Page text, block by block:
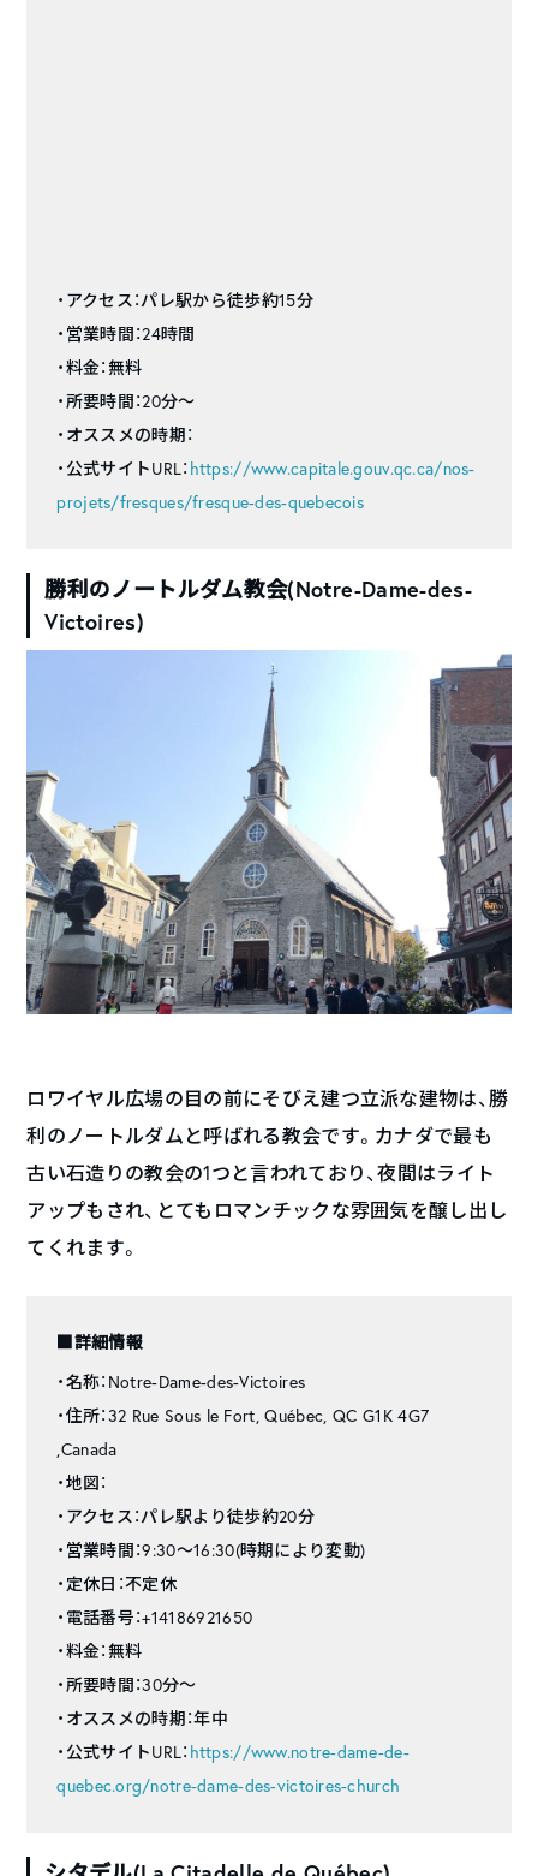
・アクセス：パレ駅から徒歩約15分
・営業時間：24時間
・料金：無料
・所要時間：20分〜
・オススメの時期：
・公式サイトURL： https://www.capitale.gouv.qc.ca/nos-
projets/fresques/fresque-des-quebecois
勝利のノートルダム教会(Notre-Dame-des-
Victoires)
ロワイヤル広場の目の前にそびえ建つ立派な建物は、勝
利のノートルダムと呼ばれる教会です。カナダで最も
古い石造りの教会の1つと言われており、夜間はライト
アップもされ、とてもロマンチックな雰囲気を醸し出し
てくれます。
■詳細情報
・名称：Notre-Dame-des-Victoires
・住所：32 Rue Sous le Fort, Québec, QC G1K 4G7
,Canada
・地図：
・アクセス：パレ駅より徒歩約20分
・営業時間：9:30～16:30(時期により変動)
・定休日：不定休
・電話番号：+14186921650
・料金：無料
・所要時間：30分〜
・オススメの時期：年中
・公式サイトURL： https://www.notre-dame-de-
quebec.org/notre-dame-des-victoires-church